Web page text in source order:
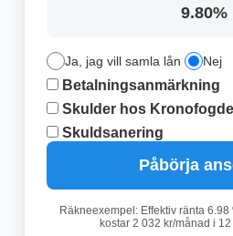
9.80%
Ja, jag vill samla lån Nej
Betalningsanmärkning
Skulder hos
Skuldsanering
Påbörja
Räkneexempel: Effektiv ränta
kostar 2 032 kr/månad i